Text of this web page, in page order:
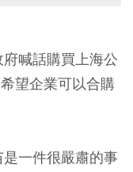
喊話購買上海公
望企業可以合購
是一件很嚴肅的事